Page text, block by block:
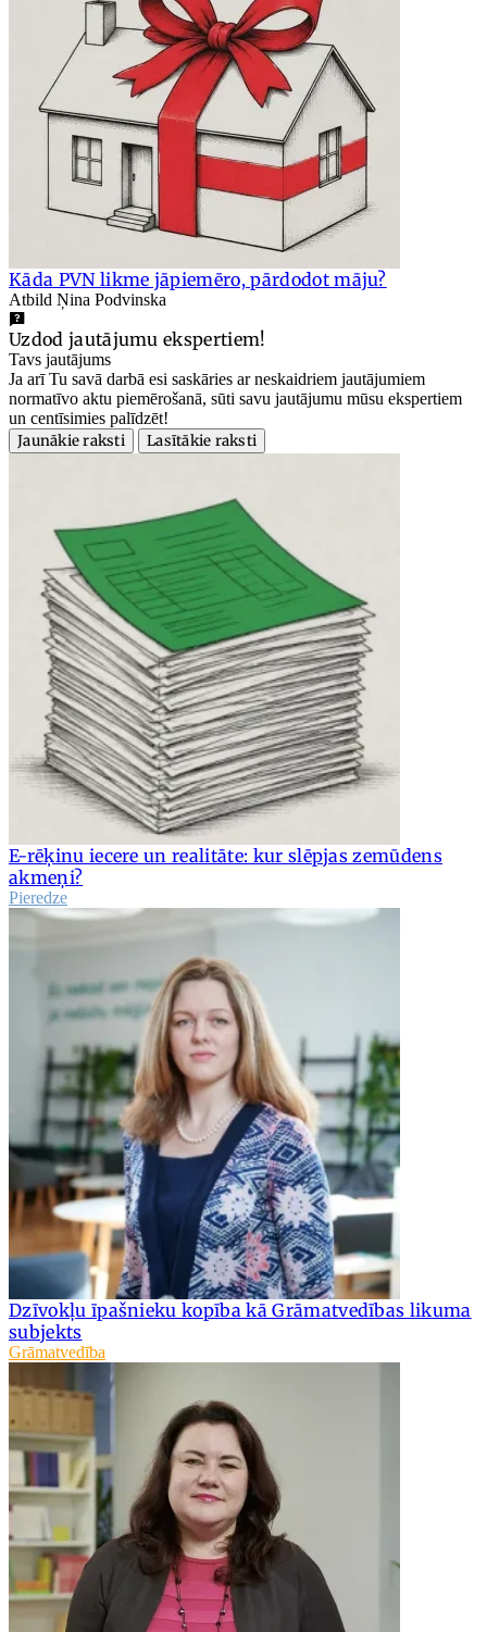
Kāda PVN likme jāpiemēro, pārdodot māju?
Atbild Ņina Podvinska
Uzdod jautājumu ekspertiem!
Tavs jautājums
Ja arī Tu savā darbā esi saskāries ar neskaidriem jautājumiem
normatīvo aktu piemērošanā, sūti savu jautājumu mūsu ekspertiem
un centīsimies palīdzēt!
Jaunākie raksti
Lasītākie raksti
E-rēķinu iecere un realitāte: kur slēpjas zemūdens
akmeņi?
Pieredze
Dzīvokļu īpašnieku kopība kā Grāmatvedības likuma
subjekts
Grāmatvedība